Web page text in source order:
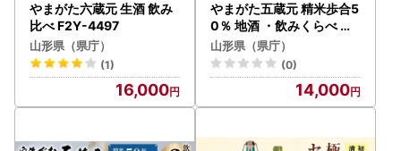
やまがた六蔵元 生酒 飲み
比べ F2Y-4497
山形県（県庁）
(1)
16,000
やまがた五蔵元 精米歩合5
0％ 地酒 ・飲みくらべ ≪1
≫ F2Y-3609
山形県（県庁）
(0)
14,000